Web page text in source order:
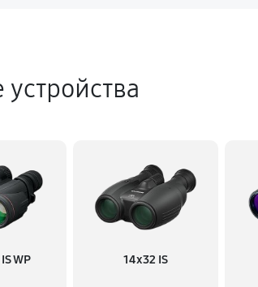
WP 14x32 IS